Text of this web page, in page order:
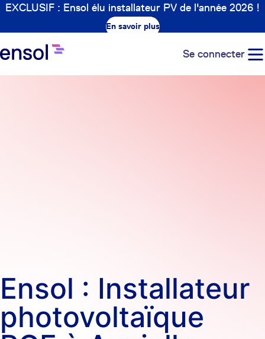
EXCLUSIF : Ensol élu installateur PV de l'année 2026 !
En savoir plus
Se connecter
Ensol : Installateur
photovoltaïque